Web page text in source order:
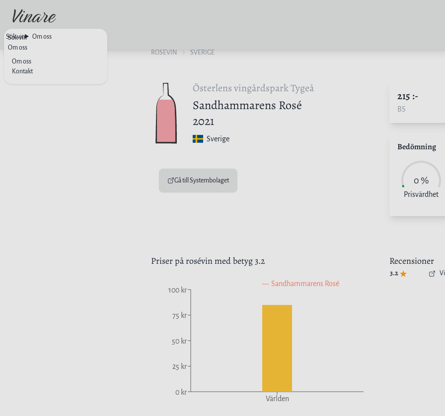
Sök vin
Om oss
Om oss
Kontakt
Sök vin Om oss
ROSÉVIN SVERIGE
Österlens vingårdspark Tygeå
Sandhammarens Rosé
2021
Sverige
Gå till Systembolaget
215 :-
BS
Bedömning
0 %
Prisvärdhet
Priser på rosévinmed betyg3.2
0 kr
25 kr
50 kr
75 kr
100 kr
Världen
Sandhammarens Rosé
Recensioner
3.2